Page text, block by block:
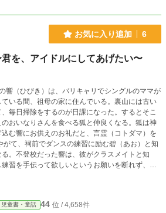
お気に入り追加 6
を、アイドルにしてあげたい〜
響（ひびき）は、バリキャリでシングルのママが
いる間、祖母の家に住んでいる。裏山には古い
毎日掃除をするのが日課になった。するとそこ
おいなりさんを食べる狐と仲良くなる。狐は神
む響にお供えのお礼だと、言霊（コトダマ）を
がて、祠前でダンスの練習に励む碧（あお）と知
る。不登校だった響は、彼がクラスメイトと知
練習を手伝って欲しいというお願いを断れず、手
碧の友人の朱里（しゅり）とも知り合う。生ま
「染めてる」と言われるのが嫌。そんな二人が
ユニットを、コトダマの力でサポートする響
児童書・童話 44 位 / 4,658件